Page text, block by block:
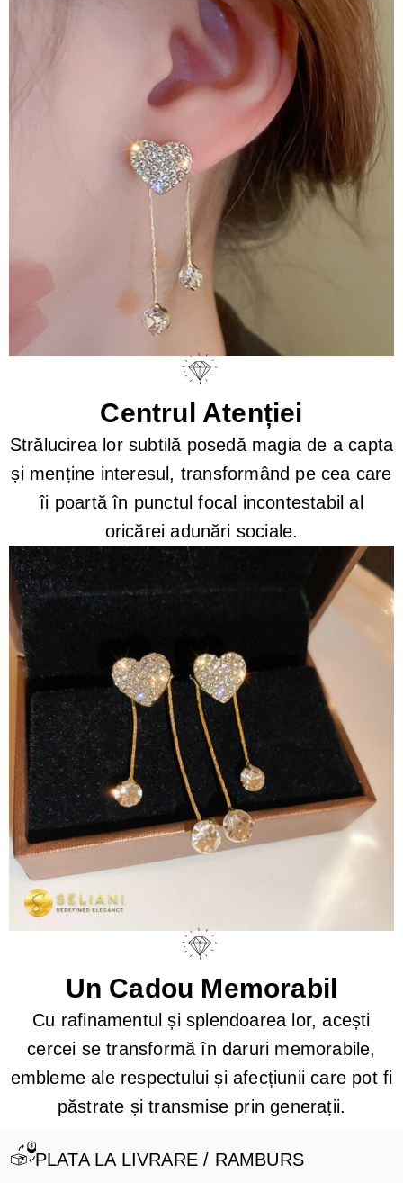
Centrul Atenției
Strălucirea lor subtilă posedă magia de a capta
și menține interesul, transformând pe cea care
îi poartă în punctul focal incontestabil al
oricărei adunări sociale.
Un Cadou Memorabil
Cu rafinamentul și splendoarea lor, acești
cercei se transformă în daruri memorabile,
embleme ale respectului și afecțiunii care pot fi
păstrate și transmise prin generații.
PLATA LA LIVRARE / RAMBURS